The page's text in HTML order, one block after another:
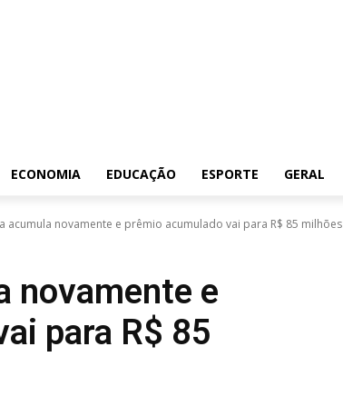
ECONOMIA EDUCAÇÃO ESPORTE GERAL
acumula novamente e prêmio acumulado vai para R$ 85 milhões
novamente e
para R$ 85